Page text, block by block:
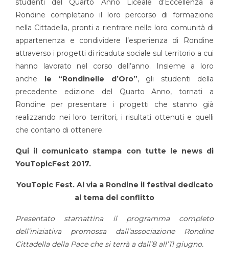
Rondine completano il loro percorso di formazione
nella Cittadella, pronti a rientrare nelle loro comunità di
appartenenza e condividere l’esperienza di Rondine
attraverso i progetti di ricaduta sociale sul territorio a cui
hanno lavorato nel corso dell’anno. Insieme a loro
anche le “Rondinelle d’Oro”, gli studenti della
precedente edizione del Quarto Anno, tornati a
Rondine per presentare i progetti che stanno già
realizzando nei loro territori, i risultati ottenuti e quelli
che contano di ottenere.
Qui il comunicato stampa con tutte le news di
YouTopicFest 2017.
YouTopic Fest. Al via a Rondine il festival dedicato
al tema del conflitto
Presentato stamattina il programma completo
dell’iniziativa promossa dall’associazione Rondine
Cittadella della Pace che si terrà a dall’8 all’11 giugno.